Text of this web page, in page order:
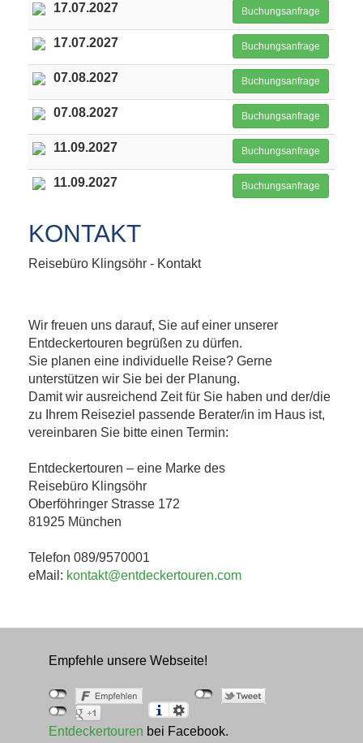
17.07.2027 Buchungsanfrage
17.07.2027 Buchungsanfrage
07.08.2027 Buchungsanfrage
07.08.2027 Buchungsanfrage
11.09.2027 Buchungsanfrage
11.09.2027 Buchungsanfrage
KONTAKT
Reisebüro Klingsöhr - Kontakt
Wir freuen uns darauf, Sie auf einer unserer
Entdeckertouren begrüßen zu dürfen.
Sie planen eine individuelle Reise? Gerne
unterstützen wir Sie bei der Planung.
Damit wir ausreichend Zeit für Sie haben und der/die
zu Ihrem Reiseziel passende Berater/in im Haus ist,
vereinbaren Sie bitte einen Termin:
Entdeckertouren – eine Marke des
Reisebüro Klingsöhr
Oberföhringer Strasse 172
81925 München
Telefon 089/9570001
eMail: kontakt@entdeckertouren.com
Empfehle unsere Webseite!
Entdeckertouren bei Facebook.